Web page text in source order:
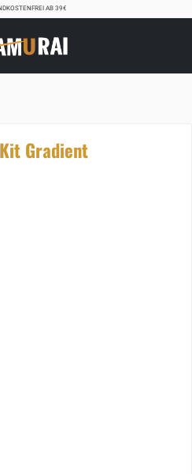
AB 39€
Gradient